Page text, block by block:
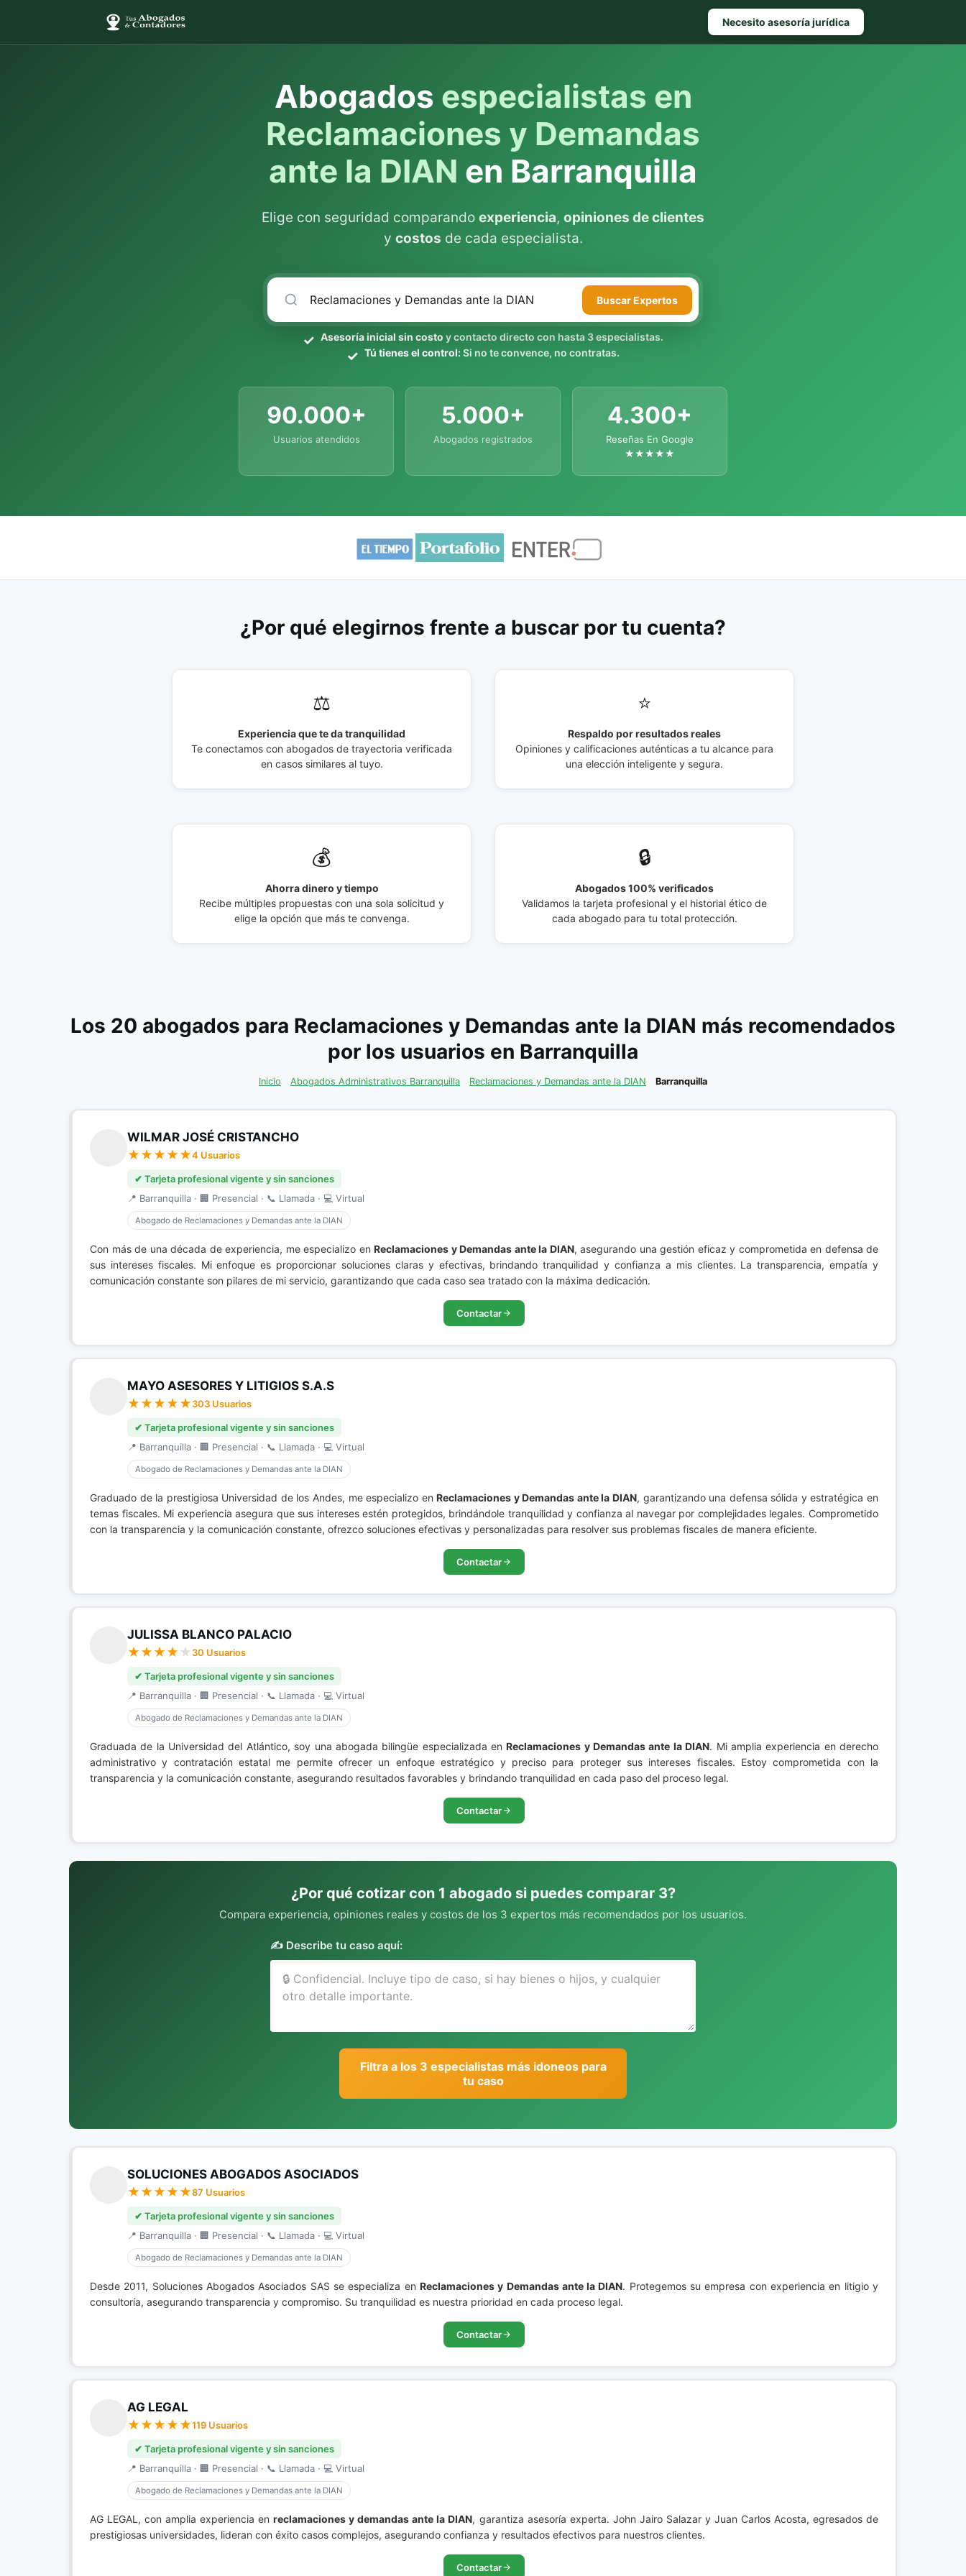
Necesito asesoría jurídica
Abogados especialistas en
Reclamaciones y Demandas
ante la DIAN en Barranquilla
Elige con seguridad comparando experiencia, opiniones de clientes
y costos de cada especialista.
BuscarExpertos
Asesoría inicial sin costo y contacto directo con hasta 3 especialistas.
Tú tienes el control:Si no te convence, no contratas.
90.000+
Usuarios atendidos
5.000+
Abogados registrados
4.300+
Reseñas En Google
★★★★★
¿Por qué elegirnos frente a buscar por tu cuenta?
⚖️
Experiencia que te da tranquilidad
Te conectamos con abogados de trayectoria verificada
en casos similares al tuyo.
⭐
Respaldo por resultados reales
Opiniones y calificaciones auténticas a tu alcance para
una elección inteligente y segura.
💰
Ahorra dinero y tiempo
Recibe múltiples propuestas con una sola solicitud y
elige la opción que más te convenga.
🔒
Abogados 100% verificados
Validamos la tarjeta profesional y el historial ético de
cada abogado para tu total protección.
Los 20 abogados para Reclamaciones y Demandas ante la DIAN más recomendados
por los usuarios en Barranquilla
Inicio Abogados Administrativos Barranquilla Reclamaciones y Demandas ante la DIAN Barranquilla
WILMAR JOSÉ CRISTANCHO
4 Usuarios
✔ Tarjeta profesional vigente y sin sanciones
📍 Barranquilla · 🏢 Presencial · 📞 Llamada · 💻 Virtual
Abogado de Reclamaciones y Demandas ante la DIAN
Con más de una década de experiencia, me especializo en Reclamaciones y Demandas ante la DIAN, asegurando una gestión eficaz y comprometida en defensa de
sus intereses fiscales. Mi enfoque es proporcionar soluciones claras y efectivas, brindando tranquilidad y confianza a mis clientes. La transparencia, empatía y
comunicación constante son pilares de mi servicio, garantizando que cada caso sea tratado con la máxima dedicación.
Contactar
MAYO ASESORES Y LITIGIOS S.A.S
303 Usuarios
✔ Tarjeta profesional vigente y sin sanciones
📍 Barranquilla · 🏢 Presencial · 📞 Llamada · 💻 Virtual
Abogado de Reclamaciones y Demandas ante la DIAN
Graduado de la prestigiosa Universidad de los Andes, me especializo enReclamaciones y Demandas ante la DIAN, garantizando una defensa sólida y estratégica en
temas fiscales. Mi experiencia asegura que sus intereses estén protegidos, brindándole tranquilidad y confianza al navegar por complejidades legales. Comprometido
con la transparencia y la comunicación constante, ofrezco soluciones efectivas y personalizadas para resolver sus problemas fiscales de manera eficiente.
Contactar
JULISSA BLANCO PALACIO
30 Usuarios
✔ Tarjeta profesional vigente y sin sanciones
📍 Barranquilla · 🏢 Presencial · 📞 Llamada · 💻 Virtual
Abogado de Reclamaciones y Demandas ante la DIAN
Graduada de la Universidad del Atlántico, soy una abogada bilingüe especializada enReclamaciones y Demandas ante la DIAN. Mi amplia experiencia en derecho
administrativo y contratación estatal me permite ofrecer un enfoque estratégico y preciso para proteger sus intereses fiscales. Estoy comprometida con la
transparencia y la comunicación constante, asegurando resultados favorables y brindando tranquilidad en cada paso del proceso legal.
Contactar
¿Por qué cotizar con 1 abogado si puedes comparar 3?
Compara experiencia, opiniones reales y costos de los 3 expertos más recomendados por los usuarios.
✍️ Describe tu caso aquí:
Filtra a los 3 especialistas más idoneos para
tu caso
SOLUCIONES ABOGADOS ASOCIADOS
87 Usuarios
✔ Tarjeta profesional vigente y sin sanciones
📍 Barranquilla · 🏢 Presencial · 📞 Llamada · 💻 Virtual
Abogado de Reclamaciones y Demandas ante la DIAN
Desde 2011, Soluciones Abogados Asociados SAS se especializa en Reclamaciones y Demandas ante la DIAN. Protegemos su empresa con experiencia en litigio y
consultoría, asegurando transparencia y compromiso. Su tranquilidad es nuestra prioridad en cada proceso legal.
Contactar
AG LEGAL
119 Usuarios
✔ Tarjeta profesional vigente y sin sanciones
📍 Barranquilla · 🏢 Presencial · 📞 Llamada · 💻 Virtual
Abogado de Reclamaciones y Demandas ante la DIAN
AG LEGAL, con amplia experiencia enreclamaciones y demandas ante la DIAN, garantiza asesoría experta. John Jairo Salazar y Juan Carlos Acosta, egresados de
prestigiosas universidades, lideran con éxito casos complejos, asegurando confianza y resultados efectivos para nuestros clientes.
Contactar